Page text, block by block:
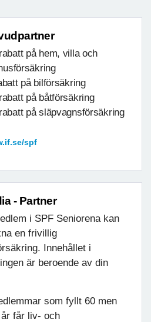
på hem, villa och
på bilförsäkring
på båtförsäkring
på släpvagnsförsäkring
spf
- Partner
i SPF Seniorena kan
en frivillig
Innehållet i
är beroende av din
som fyllt 60 men
får liv- och